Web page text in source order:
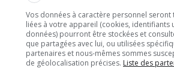
Vos données à caractère personnel
liées à votre appareil (cookies, identifiants
données) pourront être stockées et
que partagées avec lui, ou utilisées
partenaires et nous-mêmes sommes
de géolocalisation précises. Liste des